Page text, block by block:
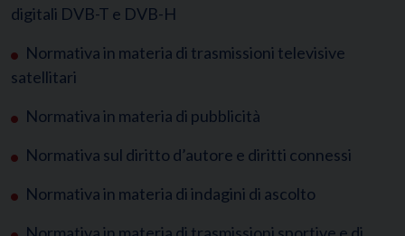
digitali DVB-T e DVB-H
Normativa in materia di trasmissioni televisive
satellitari
Normativa in materia di pubblicità
Normativa sul diritto d’autore e diritti connessi
Normativa in materia di indagini di ascolto